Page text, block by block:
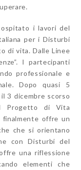
i lavori del
per i Disturbi
di vita. Dalle Linee
I partecipanti
professionale e
Dopo quasi 5
il 3 dicembre scorso
Progetto di Vita
finalmente offre un
che si orientano
con Disturbi del
una riflessione
elementi che